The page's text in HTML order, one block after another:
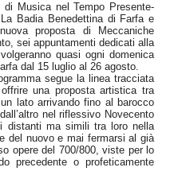
di Musica nel Tempo Presente-
Badia Benedettina di Farfa e
proposta di Meccaniche
sei appuntamenti dedicati alla
quasi ogni domenica
dal 15 luglio al 26 agosto.
segue la linea tracciata
una proposta artistica tra
lato arrivando fino al barocco
nel riflessivo Novecento
distanti ma simili tra loro nella
del nuovo e mai fermarsi al già
opere del 700/800, viste per lo
precedente o profeticamente